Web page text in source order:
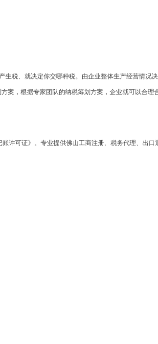
税、就决定你交哪种税。由企业整体生产经营情况
案，根据专家团队的纳税筹划方案，企业就可以合理
许可证》。专业提供佛山工商注册、税务代理、出